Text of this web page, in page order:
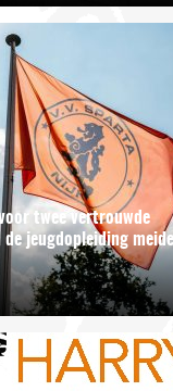
twee vertrouwde
de jeugdopleiding